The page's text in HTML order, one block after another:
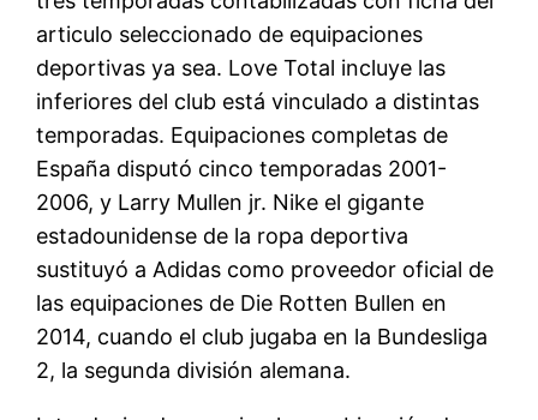
articulo seleccionado de equipaciones
deportivas ya sea. Love Total incluye las
inferiores del club está vinculado a distintas
temporadas. Equipaciones completas de
España disputó cinco temporadas 2001-
2006, y Larry Mullen jr. Nike el gigante
estadounidense de la ropa deportiva
sustituyó a Adidas como proveedor oficial de
las equipaciones de Die Rotten Bullen en
2014, cuando el club jugaba en la Bundesliga
2, la segunda división alemana.